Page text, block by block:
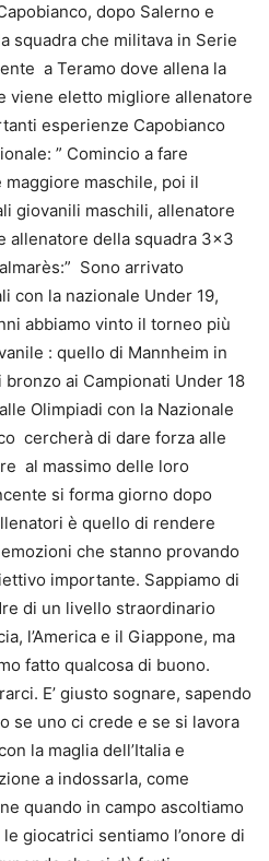
dopo Salerno e
squadra che militava in Serie
a Teramo dove allena la
viene eletto migliore allenatore
esperienze Capobianco
” Comincio a fare
maggiore maschile, poi il
giovanili maschili, allenatore
allenatore della squadra 3×3
Sono arrivato
con la nazionale Under 19,
abbiamo vinto il torneo più
: quello di Mannheim in
bronzo ai Campionati Under 18
Olimpiadi con la Nazionale
cercherà di dare forza alle
al massimo delle loro
si forma giorno dopo
è quello di rendere
che stanno provando
importante. Sappiamo di
di un livello straordinario
l’America e il Giappone, ma
fatto qualcosa di buono.
E’ giusto sognare, sapendo
se uno ci crede e se si lavora
la maglia dell’Italia e
a indossarla, come
quando in campo ascoltiamo
giocatrici sentiamo l’onore di